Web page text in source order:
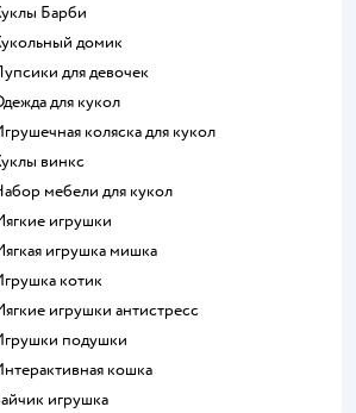
Куклы Барби
Кукольный домик
Пупсики для девочек
Одежда для кукол
Игрушечная коляска для кукол
Куклы винкс
Набор мебели для кукол
Мягкие игрушки
Мягкая игрушка мишка
Игрушка котик
Мягкие игрушки антистресс
Игрушки подушки
Интерактивная кошка
Зайчик игрушка